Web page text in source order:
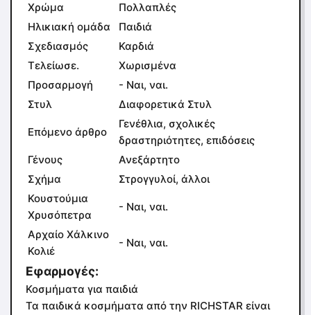
Χρώμα
Πολλαπλές
Ηλικιακή ομάδα
Παιδιά
Σχεδιασμός
Καρδιά
Τελείωσε.
Χωρισμένα
Προσαρμογή
- Ναι, ναι.
Στυλ
Διαφορετικά Στυλ
Επόμενο άρθρο
Γενέθλια, σχολικές
δραστηριότητες, επιδόσεις
Γένους
Ανεξάρτητο
Σχήμα
Στρογγυλοί, άλλοι
Κουστούμια
Χρυσόπετρα
- Ναι, ναι.
Αρχαίο Χάλκινο
Κολιέ
- Ναι, ναι.
Εφαρμογές:
Κοσμήματα για παιδιά
Τα παιδικά κοσμήματα από την RICHSTAR είναι